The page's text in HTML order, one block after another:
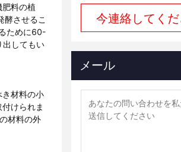
料の植
させるこ
ために60-
してもい
材料の小
けられま
材料の外
今連絡してく
メール